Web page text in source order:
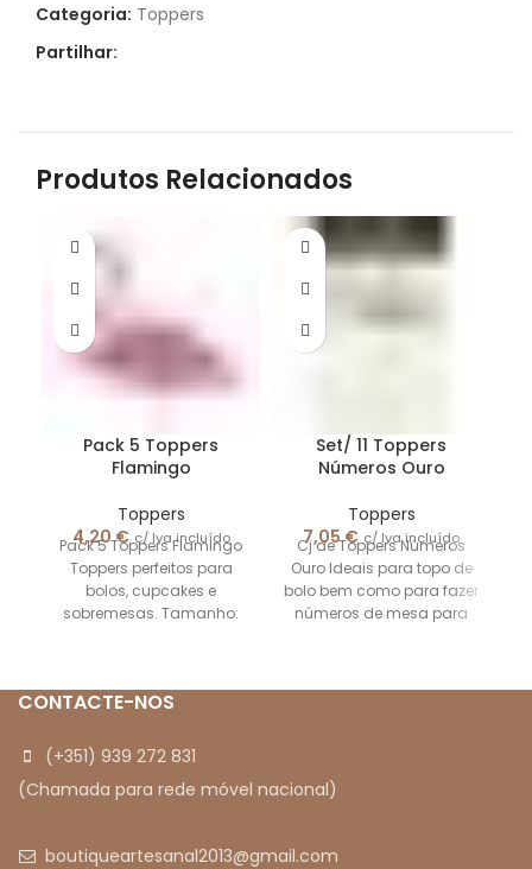
Categoria: Toppers
Partilhar:
Produtos Relacionados
Pack 5 Toppers
Flamingo
Toppers
4,20€ c/ Iva incluído
Pack 5 Toppers Flamingo
Toppers perfeitos para
bolos, cupcakes e
sobremesas. Tamanho:
Set/ 11 Toppers
Números Ouro
Toppers
7,05€ c/ Iva incluído
Cj de Toppers Números
Ouro Ideais para topo de
bolo bem como para fazer
números de mesa para
CONTACTE-NOS
(+351) 939 272 831
(Chamada para rede móvel nacional)
boutiqueartesanal2013@gmail.com